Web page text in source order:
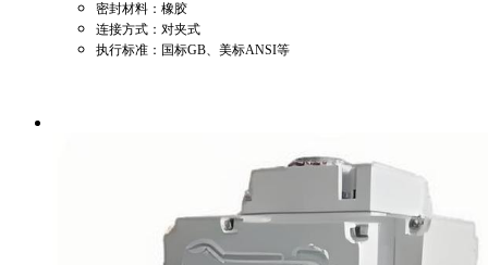
‌密封材料‌：橡胶
‌连接方式‌：对夹式
‌执行标准‌：国标GB、美标ANSI等